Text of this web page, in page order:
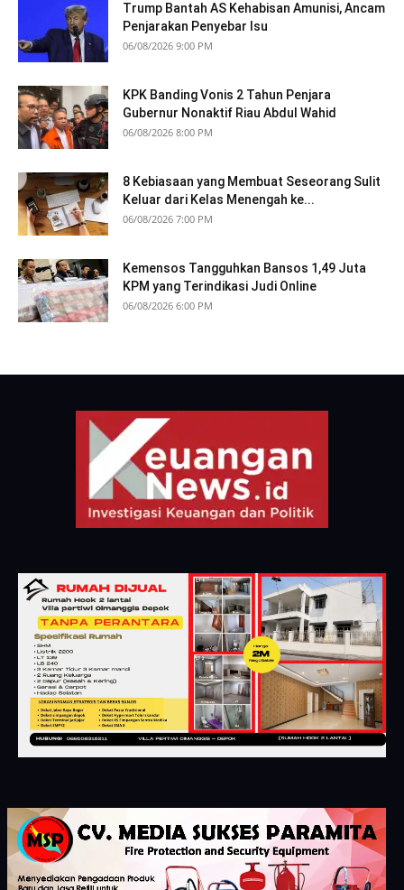
Trump Bantah AS Kehabisan Amunisi, Ancam
Penjarakan Penyebar Isu
06/08/2026 9:00 PM
KPK Banding Vonis 2 Tahun Penjara
Gubernur Nonaktif Riau Abdul Wahid
06/08/2026 8:00 PM
8 Kebiasaan yang Membuat Seseorang Sulit
Keluar dari Kelas Menengah ke...
06/08/2026 7:00 PM
Kemensos Tangguhkan Bansos 1,49 Juta
KPM yang Terindikasi Judi Online
06/08/2026 6:00 PM